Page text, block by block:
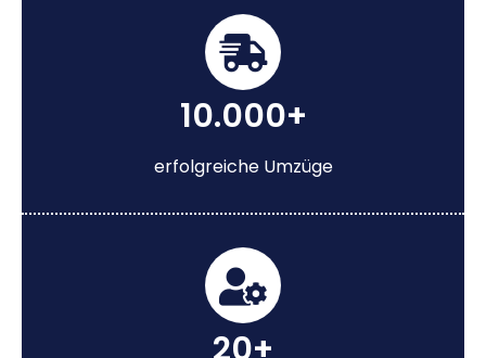
10.000+
erfolgreiche Umzüge